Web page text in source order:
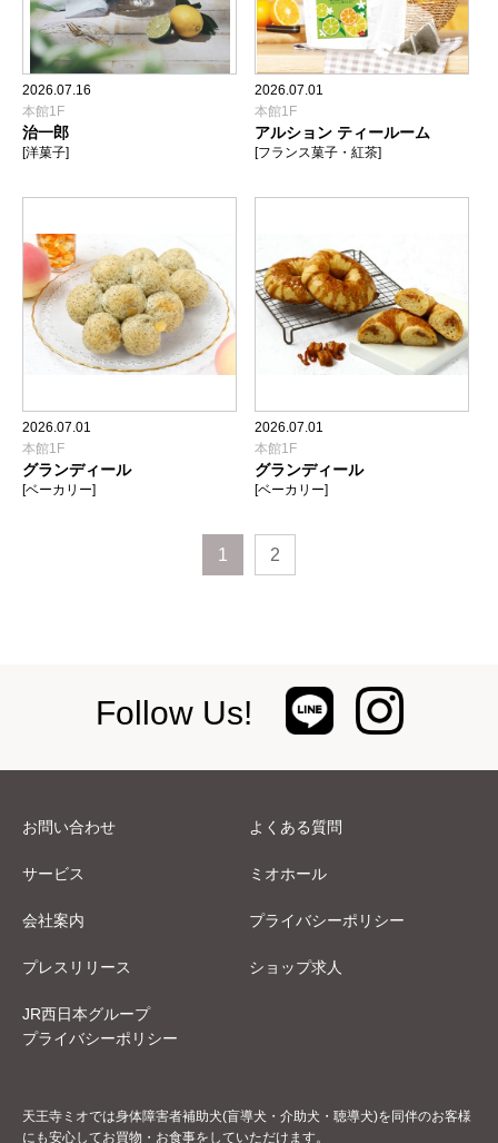
2026.07.16
本館1F
治一郎
[洋菓子]
2026.07.01
本館1F
アルション ティールーム
[フランス菓子・紅茶]
2026.07.01
本館1F
グランディール
[ベーカリー]
2026.07.01
本館1F
グランディール
[ベーカリー]
1 2
Follow Us!
お問い合わせ よくある質問
サービス ミオホール
会社案内 プライバシーポリシー
プレスリリース ショップ求人
JR西日本グループ
プライバシーポリシー
天王寺ミオでは身体障害者補助犬(盲導犬・介助犬・聴導犬)を同伴のお客様
にも安心してお買物・お食事をしていただけます。